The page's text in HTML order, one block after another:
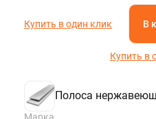
Купить в один клик В
Купить в
Полоса
Марка